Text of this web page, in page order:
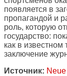
появляется в
пропагандой и
роль, которую
государство:
как в
заключение
Источник: